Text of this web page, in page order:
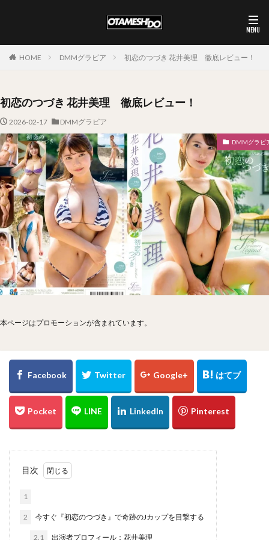
HOME DMMグラビア 初恋のつづき 花井美理 徹底レビュー！
初恋のつづき 花井美理 徹底レビュー！
2026-02-17 DMMグラビア
DMMグラビ
本ページはプロモーションが含まれています。
目次
1
2 今すぐ『初恋のつづき』で奇跡のJカップを目撃する
2.1 出演者プロフィール：花井美理